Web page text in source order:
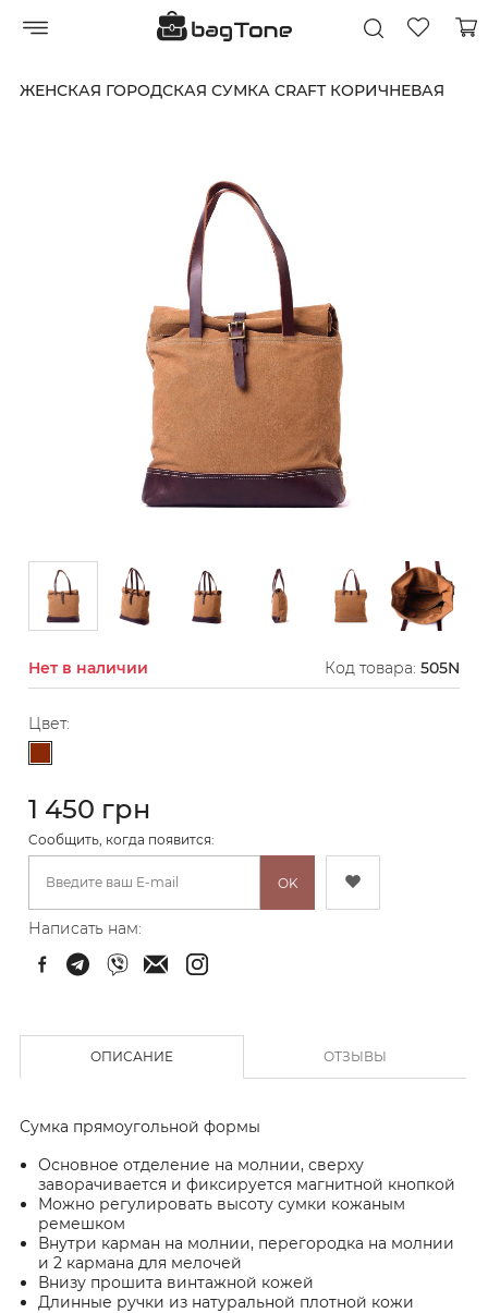
ЖЕНСКАЯ ГОРОДСКАЯ СУМКА CRAFT КОРИЧНЕВАЯ
Нет в наличии Код товара: 505N
Цвет:
1 450 грн
Cообщить, когда появится:
OK
Написать нам:
ОПИСАНИЕ ОТЗЫВЫ
Сумка прямоугольной формы
Основное отделение на молнии, сверху
заворачивается и фиксируется магнитной кнопкой
Можно регулировать высоту сумки кожаным
ремешком
Внутри карман на молнии, перегородка на молнии
и 2 кармана для мелочей
Внизу прошита винтажной кожей
Длинные ручки из натуральной плотной кожи